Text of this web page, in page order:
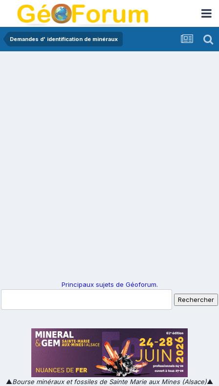
Demandes d' identification de minéraux
Principaux sujets de Géoforum.
▲Bourse minéraux et fossiles de Sainte Marie aux Mines (Alsace)▲